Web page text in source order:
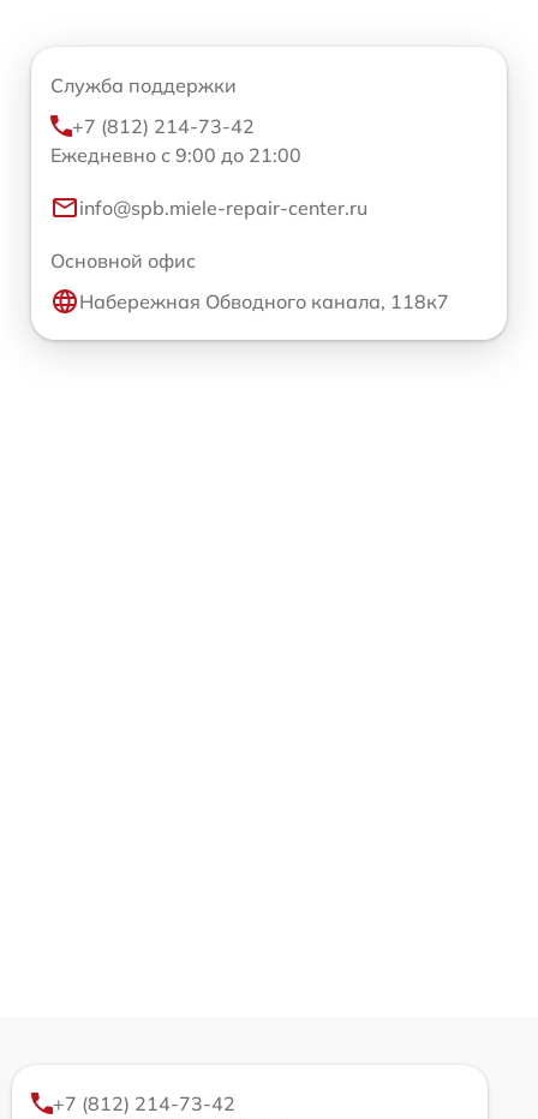
Служба поддержки
+7 (812) 214-73-42
Ежедневно с 9:00 до 21:00
info@spb.miele-repair-center.ru
Основной офис
Набережная Обводного канала, 118к7
+7 (812) 214-73-42